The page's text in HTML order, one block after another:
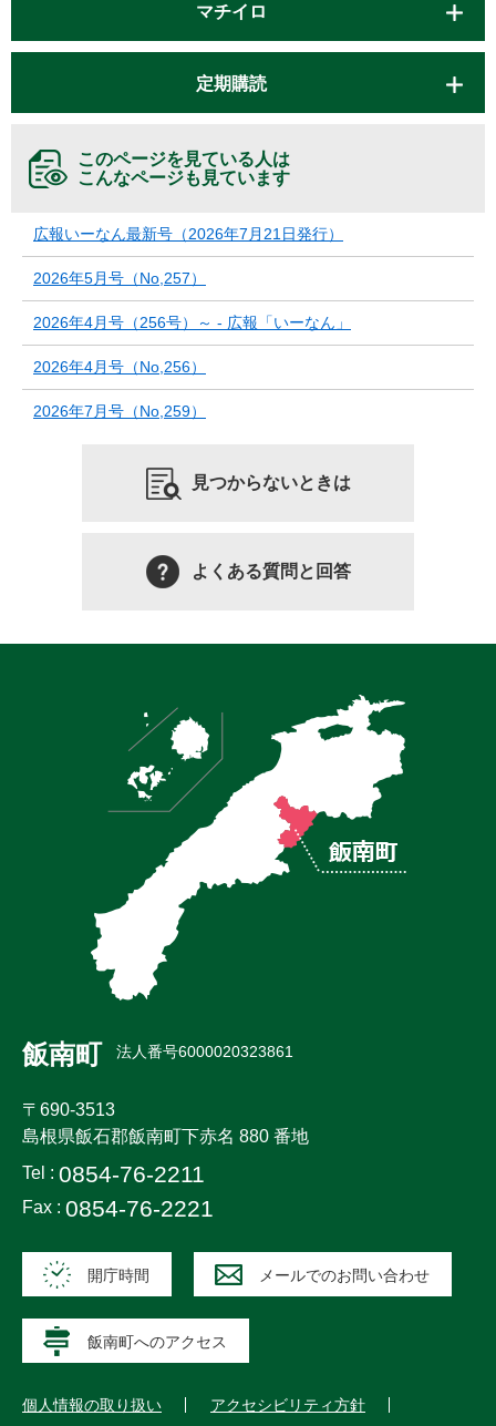
マチイロ
定期購読
このページを見ている人は
こんなページも見ています
広報いーなん最新号（2026年7月21日発行）
2026年5月号（No,257）
2026年4月号（256号）～ - 広報「いーなん」
2026年4月号（No,256）
2026年7月号（No,259）
見つからないときは
よくある質問と回答
飯南町 法人番号6000020323861
〒690-3513
島根県飯石郡飯南町下赤名 880 番地
Tel : 0854-76-2211
Fax : 0854-76-2221
開庁時間 メールでのお問い合わせ
飯南町へのアクセス
個人情報の取り扱い アクセシビリティ方針